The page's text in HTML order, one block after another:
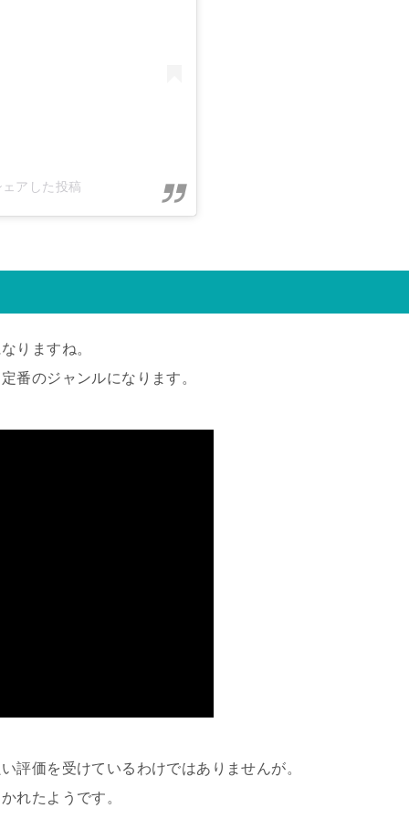
ェアした投稿
りますね。
番のジャンルになります。
評価を受けているわけではありませんが。
れたようです。